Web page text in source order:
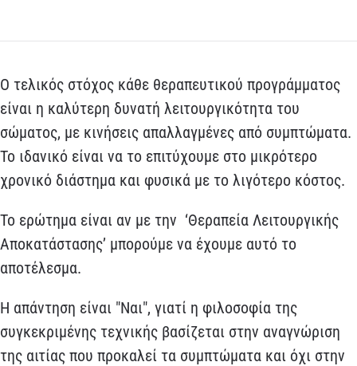
Ο τελικός στόχος κάθε θεραπευτικού προγράμματος
είναι η καλύτερη δυνατή λειτουργικότητα του
σώματος, με κινήσεις απαλλαγμένες από συμπτώματα.
Το ιδανικό είναι να το επιτύχουμε στο μικρότερο
χρονικό διάστημα και φυσικά με το λιγότερο κόστος.
Το ερώτημα είναι αν με την ‘Θεραπεία Λειτουργικής
Αποκατάστασης’ μπορούμε να έχουμε αυτό το
αποτέλεσμα.
Η απάντηση είναι "Ναι", γιατί η φιλοσοφία της
συγκεκριμένης τεχνικής βασίζεται στην αναγνώριση
της αιτίας που προκαλεί τα συμπτώματα και όχι στην